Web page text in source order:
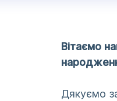
Вітаємо
Дякуємо